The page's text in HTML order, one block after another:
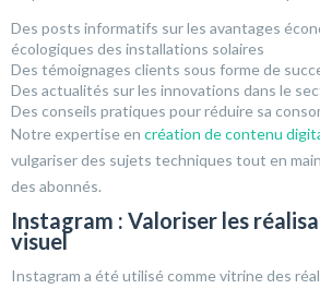
Des posts informatifs sur les avantages
écologiques des installations solaires
Des témoignages clients sous forme de
Des actualités sur les innovations dans le
Des conseils pratiques pour réduire sa
Notre expertise en création de contenu
vulgariser des sujets techniques tout en
des abonnés.
Instagram : Valoriser les
visuel
Instagram a été utilisé comme vitrine des